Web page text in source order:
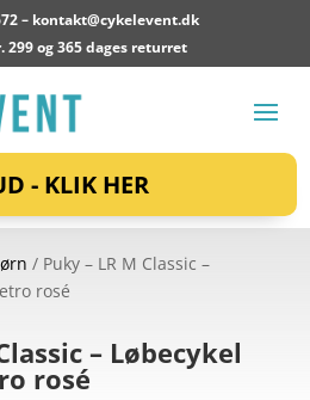
– kontakt@cykelevent.dk
299 og 365 dages returret
- KLIK HER
/ Puky – LR M Classic –
rosé
– Løbecykel
rosé